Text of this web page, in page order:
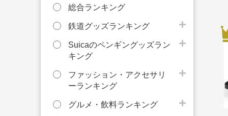
総合ランキング
鉄道グッズランキング
Suicaのペンギングッズラン
キング
ファッション・アクセサリ
ーランキング
グルメ・飲料ランキング